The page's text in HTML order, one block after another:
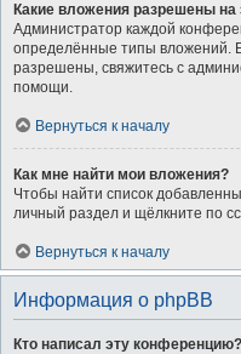
Какие вложения разрешены
Администратор каждой
определённые типы вложений.
разрешены, свяжитесь с
помощи.
Вернуться к началу
Как мне найти мои вложения?
Чтобы найти список
личный раздел и щёлкните по
Вернуться к началу
Информация о phpBB
Кто написал эту конференцию?